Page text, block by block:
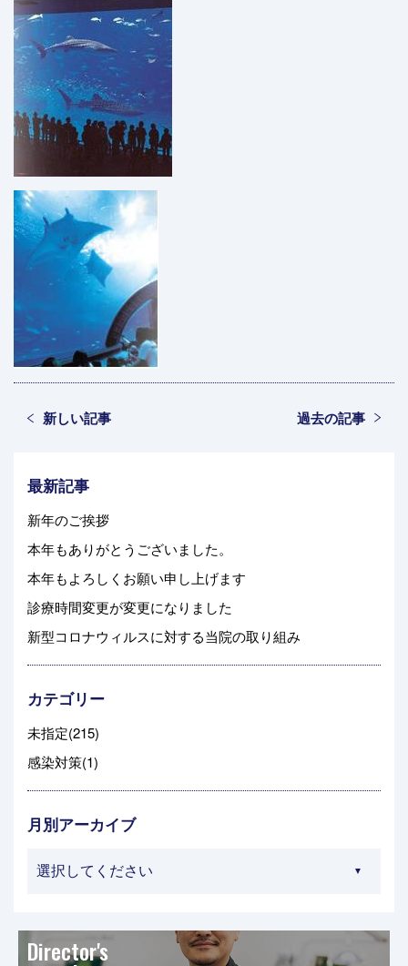
新しい記事 過去の記事
最新記事
新年のご挨拶
本年もありがとうございました。
本年もよろしくお願い申し上げます
診療時間変更が変更になりました
新型コロナウィルスに対する当院の取り組み
カテゴリー
未指定(215)
感染対策(1)
月別アーカイブ
Director's